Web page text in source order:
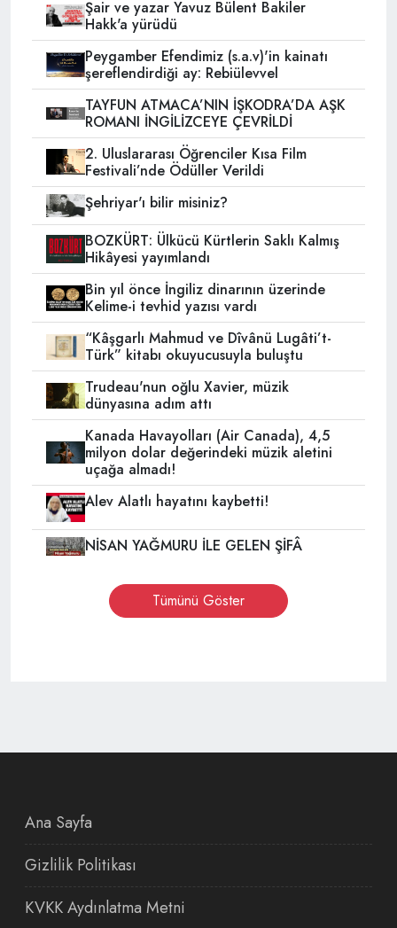
Şair ve yazar Yavuz Bülent Bakiler
Hakk'a yürüdü
Peygamber Efendimiz (s.a.v)'in kainatı
şereflendirdiği ay: Rebiülevvel
TAYFUN ATMACA’NIN İŞKODRA’DA AŞK
ROMANI İNGİLİZCEYE ÇEVRİLDİ
2. Uluslararası Öğrenciler Kısa Film
Festivali’nde Ödüller Verildi
Şehriyar'ı bilir misiniz?
BOZKÜRT: Ülkücü Kürtlerin Saklı Kalmış
Hikâyesi yayımlandı
Bin yıl önce İngiliz dinarının üzerinde
Kelime-i tevhid yazısı vardı
“Kâşgarlı Mahmud ve Dîvânü Lugâti’t-
Türk” kitabı okuyucusuyla buluştu
Trudeau'nun oğlu Xavier, müzik
dünyasına adım attı
Kanada Havayolları (Air Canada), 4,5
milyon dolar değerindeki müzik aletini
uçağa almadı!
Alev Alatlı hayatını kaybetti!
NİSAN YAĞMURU İLE GELEN ŞİFÂ
Tümünü Göster
Ana Sayfa
Gizlilik Politikası
KVKK Aydınlatma Metni